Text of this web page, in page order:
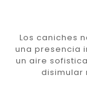
Los caniches
una presencia
un aire
disimular